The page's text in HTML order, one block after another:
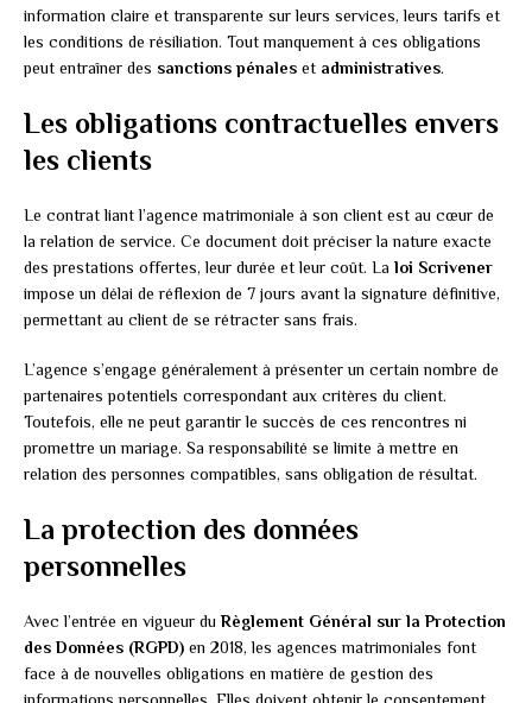
information claire et transparente sur leurs services, leurs tarifs et
les conditions de résiliation. Tout manquement à ces obligations
peut entraîner des sanctions pénales et administratives.
Les obligations contractuelles envers
les clients
Le contrat liant l’agence matrimoniale à son client est au cœur de
la relation de service. Ce document doit préciser la nature exacte
des prestations offertes, leur durée et leur coût. La loi Scrivener
impose un délai de réflexion de 7 jours avant la signature définitive,
permettant au client de se rétracter sans frais.
L’agence s’engage généralement à présenter un certain nombre de
partenaires potentiels correspondant aux critères du client.
Toutefois, elle ne peut garantir le succès de ces rencontres ni
promettre un mariage. Sa responsabilité se limite à mettre en
relation des personnes compatibles, sans obligation de résultat.
La protection des données
personnelles
Avec l’entrée en vigueur duRèglement Général sur la Protection
des Données (RGPD) en 2018, les agences matrimoniales font
face à de nouvelles obligations en matière de gestion des